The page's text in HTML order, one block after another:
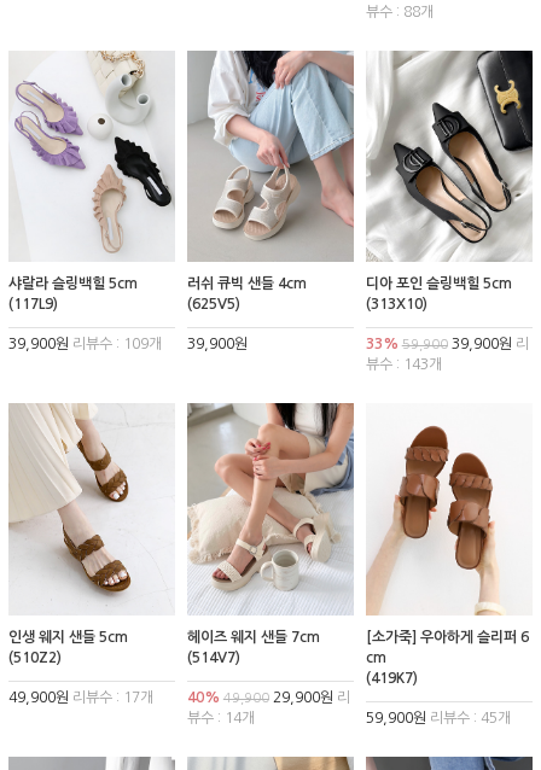
뷰수 : 88개
샤랄라 슬링백힐 5cm
(117L9)
39,900원 리뷰수 : 109개
러쉬 큐빅 샌들 4cm
(625V5)
39,900원
디아 포인 슬링백힐 5cm
(313X10)
33% 59,90039,900원 리
뷰수 : 143개
인생 웨지 샌들 5cm
(510Z2)
49,900원 리뷰수 : 17개
헤이즈 웨지 샌들 7cm
(514V7)
40% 49,90029,900원 리
뷰수 : 14개
[소가죽] 우아하게 슬리퍼 6
cm
(419K7)
59,900원 리뷰수 : 45개